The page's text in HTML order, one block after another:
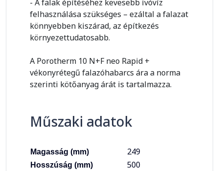
- A falak építéséhez kevesebb ivóvíz
felhasználása szükséges – ezáltal a falazat
könnyebben kiszárad, az építkezés
környezettudatosabb.
A Porotherm 10 N+F neo Rapid +
vékonyrétegű falazóhabarcs ára a norma
szerinti kötőanyag árát is tartalmazza.
Műszaki adatok
Magasság (mm) 249
Hosszúság (mm) 500